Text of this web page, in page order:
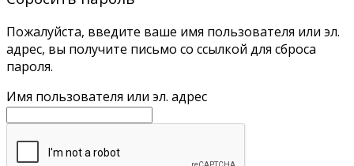
Пожалуйста, введите ваше имя пользователя или эл.
адрес, вы получите письмо со ссылкой для сброса
пароля.
Имя пользователя или эл. адрес